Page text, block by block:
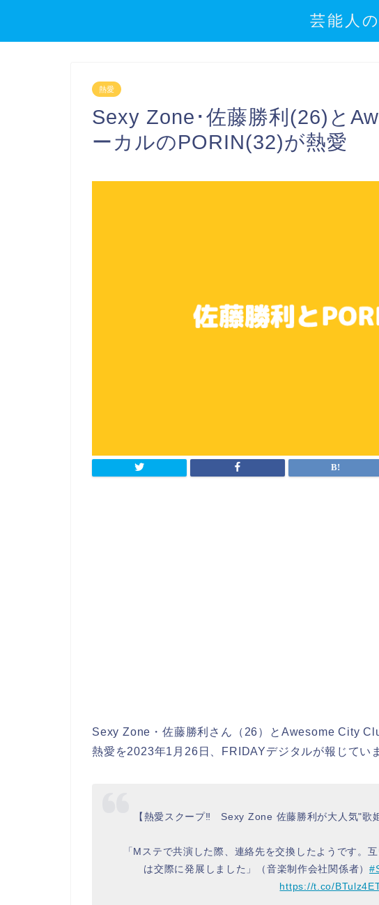
芸能人
熱愛
Sexy Zone･佐藤勝利(26)と
ーカルのPORIN(32)が熱愛
Sexy Zone・佐藤勝利さん（26）とAwesome City
熱愛を2023年1月26日、FRIDAYデジタルが報じてい
【熱愛スクープ‼ Sexy Zone 佐藤勝利が大人気"歌
「Mステで共演した際、連絡先を交換したようです。
は交際に発展しました」（音楽制作会社関係者）
https://t.co/